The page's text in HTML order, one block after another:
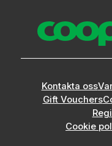
Kontakta oss
Gift Vouchers
Cookie